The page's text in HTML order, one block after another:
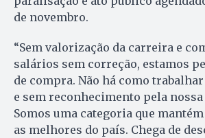
de novembro.
“Sem valorização da carreira e
salários sem correção, estamos
de compra. Não há como
e sem reconhecimento pela nossa
Somos uma categoria que
as melhores do país. Chega de